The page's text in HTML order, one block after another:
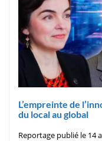
L’empreinte de
du local au global
Reportage publié le 14